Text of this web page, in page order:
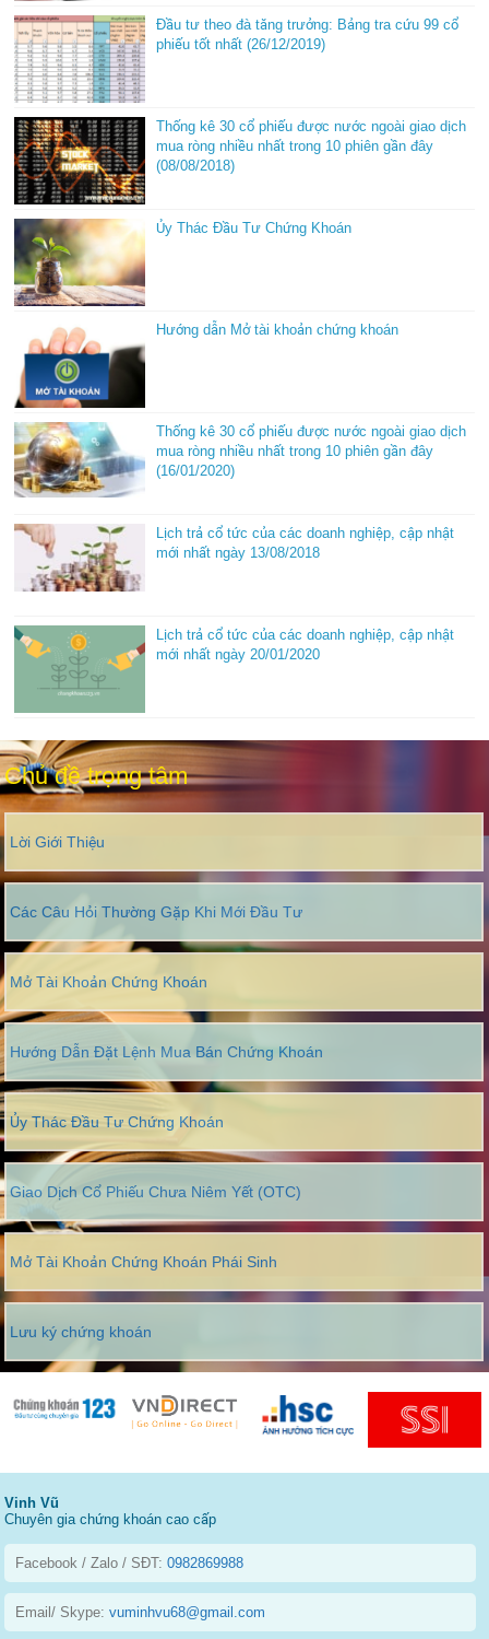
Đầu tư theo đà tăng trưởng: Bảng tra cứu 99 cổ
phiếu tốt nhất (26/12/2019)
Thống kê 30 cổ phiếu được nước ngoài giao dịch
mua ròng nhiều nhất trong 10 phiên gần đây
(08/08/2018)
Ủy Thác Đầu Tư Chứng Khoán
Hướng dẫn Mở tài khoản chứng khoán
Thống kê 30 cổ phiếu được nước ngoài giao dịch
mua ròng nhiều nhất trong 10 phiên gần đây
(16/01/2020)
Lịch trả cổ tức của các doanh nghiệp, cập nhật
mới nhất ngày 13/08/2018
Lịch trả cổ tức của các doanh nghiệp, cập nhật
mới nhất ngày 20/01/2020
Chủ đề trọng tâm
Lời Giới Thiệu
Các Câu Hỏi Thường Gặp Khi Mới Đầu Tư
Mở Tài Khoản Chứng Khoán
Hướng Dẫn Đặt Lệnh Mua Bán Chứng Khoán
Ủy Thác Đầu Tư Chứng Khoán
Giao Dịch Cổ Phiếu Chưa Niêm Yết (OTC)
Mở Tài Khoản Chứng Khoán Phái Sinh
Lưu ký chứng khoán
Vinh Vũ
Chuyên gia chứng khoán cao cấp
Facebook / Zalo / SĐT:0982869988
Email/ Skype:vuminhvu68@gmail.com